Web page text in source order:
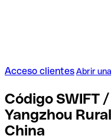
Acceso clientesAbrir
Código SWIFT
Yangzhou
China